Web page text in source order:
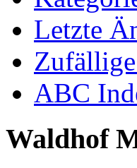
Letzte
ABC
Waldhof